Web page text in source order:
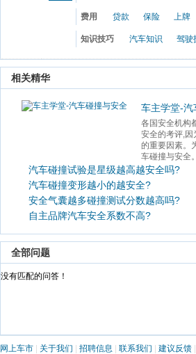
费用 贷款 保险 上牌
知识技巧 汽车知识 驾驶
相关精华
车主学堂-汽
各国安全机构
安全的考评,因
的重要因素。
车碰撞与安全。
汽车碰撞试验是星级越高越安全吗?
汽车碰撞变形越小的越安全?
安全气囊越多碰撞测试分数越高吗?
自主品牌汽车安全系数不高?
全部问题
没有匹配的问答！
网上车市 关于我们 招聘信息 联系我们 建议反馈